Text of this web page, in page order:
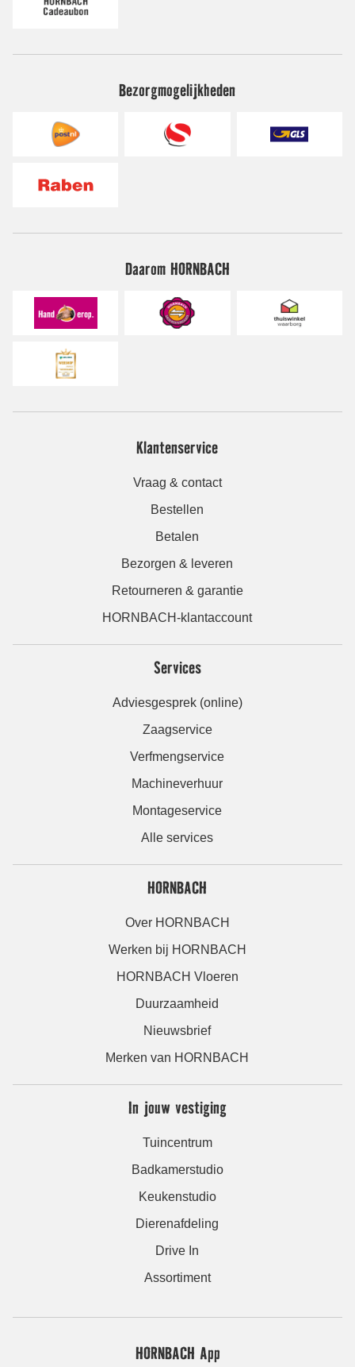
Bezorgmogelijkheden
Daarom HORNBACH
Klantenservice
Vraag & contact
Bestellen
Betalen
Bezorgen & leveren
Retourneren & garantie
HORNBACH-klantaccount
Services
Adviesgesprek (online)
Zaagservice
Verfmengservice
Machineverhuur
Montageservice
Alle services
HORNBACH
Over HORNBACH
Werken bij HORNBACH
HORNBACH Vloeren
Duurzaamheid
Nieuwsbrief
Merken van HORNBACH
In jouw vestiging
Tuincentrum
Badkamerstudio
Keukenstudio
Dierenafdeling
Drive In
Assortiment
HORNBACH App